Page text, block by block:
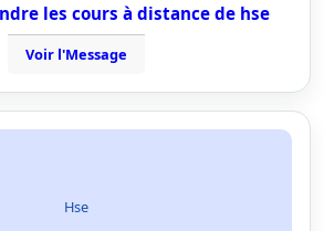
les cours à distance de hse
Voir l'Message
Hse